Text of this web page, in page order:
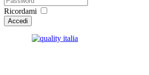
Ricordami
Accedi